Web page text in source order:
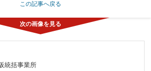
この記事へ戻る
統括事業所